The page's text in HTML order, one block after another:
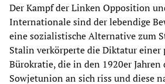
Der Kampf der Linken Opposition
Internationale sind der lebendige
eine sozialistische Alternative zum
Stalin verkörperte die Diktatur
Bürokratie, die in den 1920er
Sowjetunion an sich riss und diese